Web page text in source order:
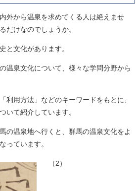
外から温泉を求めてくる人は絶えませ
だけなのでしょうか。
と文化があります。
温泉文化について、様々な学問分野から
利用方法」などのキーワードをもとに、
いて紹介しています。
の温泉地へ行くと、群馬の温泉文化をよ
っています。
（2）